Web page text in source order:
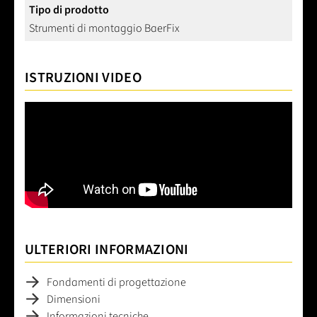
Tipo di prodotto
Strumenti di montaggio BaerFix
ISTRUZIONI VIDEO
ULTERIORI INFORMAZIONI
Fondamenti di progettazione
Dimensioni